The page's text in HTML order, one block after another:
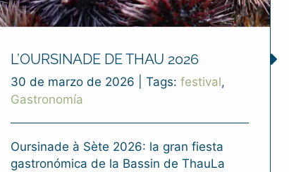
L’OURSINADE DE THAU 2026
30 de marzo de 2026 Tags: festival,
Gastronomía
Oursinade à Sète 2026: la gran fiesta
gastronómica de la Bassin de ThauLa